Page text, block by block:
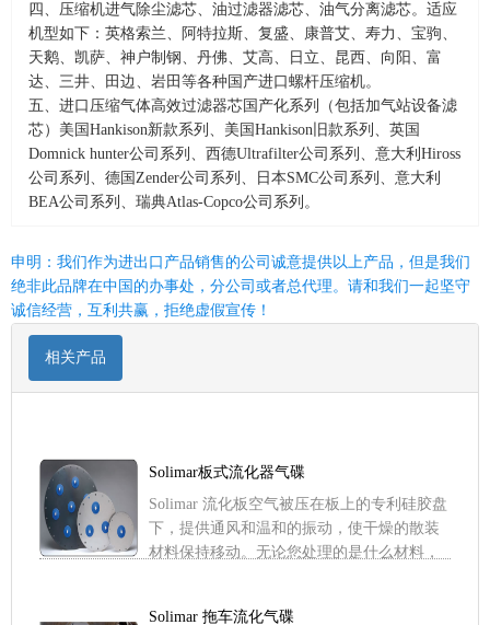
四、压缩机进气除尘滤芯、油过滤器滤芯、油气分离滤芯。适应
机型如下：英格索兰、阿特拉斯、复盛、康普艾、寿力、宝驹、
天鹅、凯萨、神户制钢、丹佛、艾高、日立、昆西、向阳、富
达、三井、田边、岩田等各种国产进口螺杆压缩机。
五、进口压缩气体高效过滤器芯国产化系列（包括加气站设备滤
芯）美国Hankison新款系列、美国Hankison旧款系列、英国
Domnick hunter公司系列、西德Ultrafilter公司系列、意大利Hiross
公司系列、德国Zender公司系列、日本SMC公司系列、意大利
BEA公司系列、瑞典Atlas-Copco公司系列。
申明：我们作为进出口产品销售的公司诚意提供以上产品，但是我们
绝非此品牌在中国的办事处，分公司或者总代理。请和我们一起坚守
诚信经营，互利共赢，拒绝虚假宣传！
相关产品
Solimar板式流化器气碟
Solimar 流化板空气被压在板上的专利硅胶盘
下，提供通风和温和的振动，使干燥的散装
材料保持移动。无论您处理的是什么材料，
Solimar 拖车流化气碟